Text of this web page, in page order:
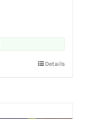
Details